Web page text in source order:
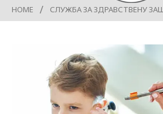
HOME СЛУЖБА ЗА ЗДРАВСТВЕНУ